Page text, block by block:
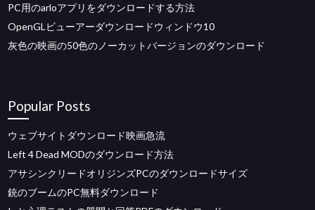
PC用のarloアプリをダウンロードする方法
OpenGLビューアーダウンロードウィンドウ10
灰色の映画の50色のノーカットバージョンのダウンロード
Popular Posts
ウェブサイトダウンロード映画急流
Left 4 Dead MODのダウンロード方法
アサシンクリードオリジンズPCのダウンロードサイズ
銃のブームのPC無料ダウンロード